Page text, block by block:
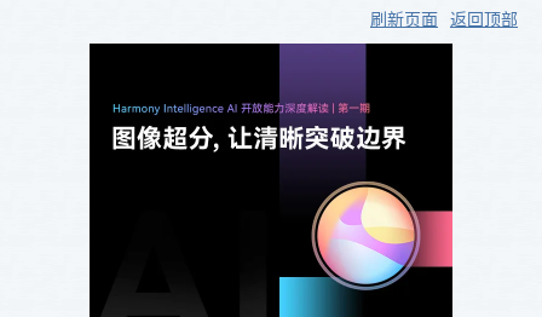
刷新页面 返回顶部